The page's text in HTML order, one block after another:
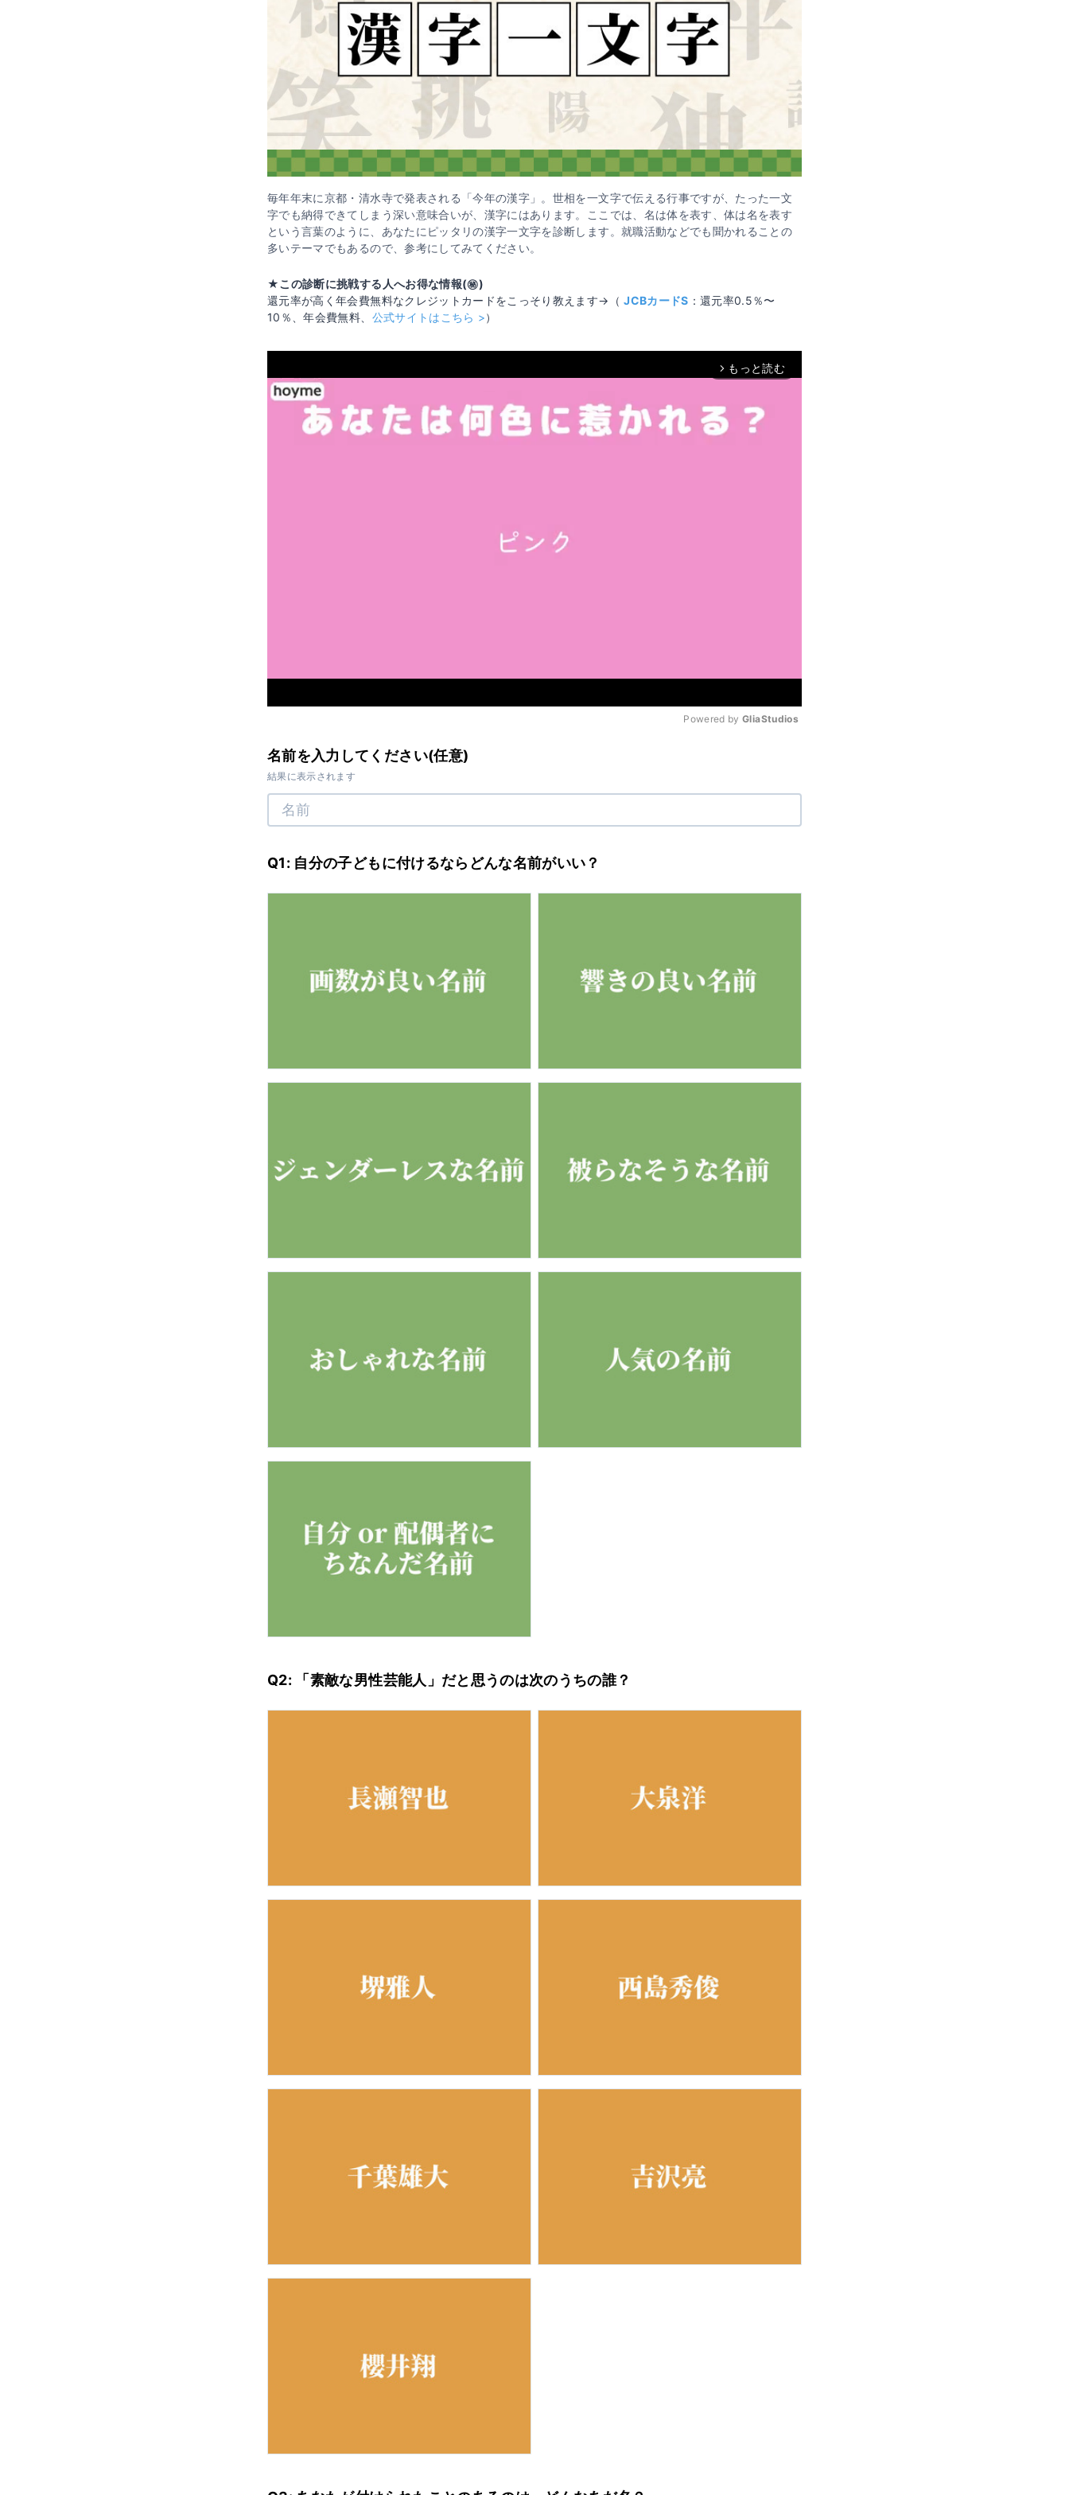
毎年年末に京都・清水寺で発表される「今年の漢字」。世相を一文字で伝える行事ですが、たった一文
字でも納得できてしまう深い意味合いが、漢字にはあります。ここでは、名は体を表す、体は名を表す
という言葉のように、あなたにピッタリの漢字一文字を診断します。就職活動などでも聞かれることの
多いテーマでもあるので、参考にしてみてください。
★この診断に挑戦する人へお得な情報(㊙️)
還元率が高く年会費無料なクレジットカードをこっそり教えます→（JCBカードS ：還元率0.5％〜
10％、年会費無料、 公式サイトはこちら >）
arrow_forward_ios もっと読む
Powered by GliaStudios
名前を入力してください(任意)
結果に表示されます
Q1: 自分の子どもに付けるならどんな名前がいい？
Q2: 「素敵な男性芸能人」だと思うのは次のうちの誰？